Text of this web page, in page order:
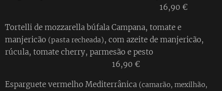
16,90 €
Tortelli de mozzarella búfala Campana, tomate e
manjericão (pasta recheada), com azeite de manjericão,
rúcula, tomate cherry, parmesão e pesto
16,90 €
Esparguete vermelho Mediterrânica (camarão, mexilhão,